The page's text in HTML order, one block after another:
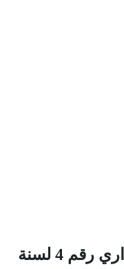
القرار الوزاري رقم 4 لسنة